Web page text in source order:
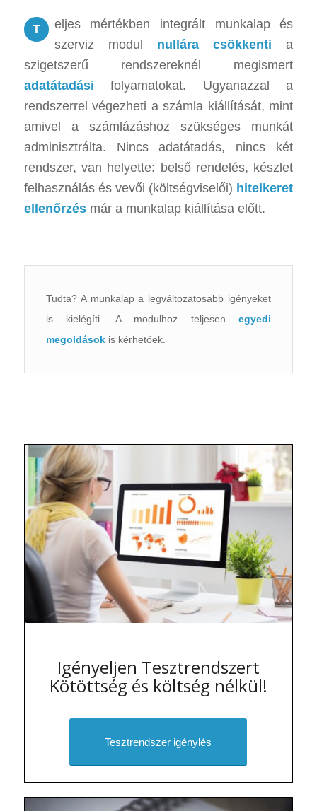
T
eljes mértékben integrált munkalap és
szerviz modul nullára csökkenti a
szigetszerű rendszereknél megismert
adatátadási folyamatokat. Ugyanazzal a
rendszerrel végezheti a számla kiállítását, mint
amivel a számlázáshoz szükséges munkát
adminisztrálta. Nincs adatátadás, nincs két
rendszer, van helyette: belső rendelés, készlet
felhasználás és vevői (költségviselői) hitelkeret
ellenőrzésmár a munkalap kiállítása előtt.
Tudta? A munkalap a legváltozatosabb igényeket
is kielégíti. A modulhoz teljesenegyedi
megoldásokis kérhetőek.
Igényeljen Tesztrendszert
Kötöttség és költség nélkül!
Tesztrendszer igénylés